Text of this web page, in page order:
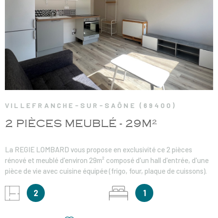
VILLEFRANCHE-SUR-SAÔNE (69400)
2 PIÈCES MEUBLÉ - 29M²
La REGIE LOMBARD vous propose en exclusivité ce 2 pièces
rénové et meublé d'environ 29m² composé d'un hall d'entrée, d'une
pièce de vie avec cuisine équipée (frigo, four, plaque de cuissons).
wc séparé. Vous bénéficierez d'une cave et d'une place de parking
privative. Chauffage individuel électrique. L'appartement est
2 1
VOIR LE BIEN